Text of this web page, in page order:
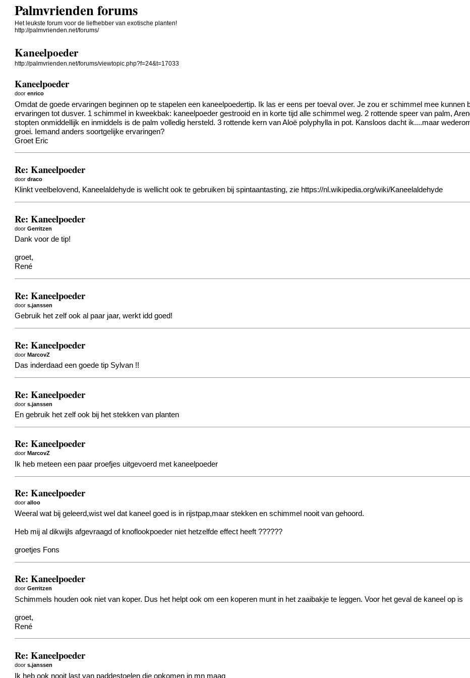
Palmvrienden forums
Het leukste forum voor de liefhebber van exotische planten!
http://palmvrienden.net/forums/
Kaneelpoeder
http://palmvrienden.net/forums/viewtopic.php?f=24&t=17033
Kaneelpoeder
doorenrico
Omdat de goede ervaringen beginnen op te stapelen een kaneelpoedertip. Ik las er eens per toeval over. Je zou er schimmel mee
ervaringen tot dusver. 1 schimmel in kweekbak: kaneelpoeder gestrooid en in korte tijd alle schimmel weg. 2 rottende speer van palm,
stopten onmiddellijk en inmiddels is de palm volledig hersteld. 3 rottende kern van Aloë polyphylla in pot. Kansloos dacht ik....maar
groei. Iemand anders soortgelijke ervaringen?
Groet Eric
Re: Kaneelpoeder
doordraco
Klinkt veelbelovend, Kaneelaldehyde is wellicht ook te gebruiken bij spintaantasting, zie https://nl.wikipedia.org/wiki/Kaneelaldehyde
Re: Kaneelpoeder
doorGerritzen
Dank voor de tip!
groet,
René
Re: Kaneelpoeder
doors.janssen
Gebruik het zelf ook al paar jaar, werkt idd goed!
Re: Kaneelpoeder
doorMarcovZ
Das inderdaad een goede tip Sylvan !!
Re: Kaneelpoeder
doors.janssen
En gebruik het zelf ook bij het stekken van planten
Re: Kaneelpoeder
door MarcovZ
Ik heb meteen een paar proefjes uitgevoerd met kaneelpoeder
Re: Kaneelpoeder
dooralloo
Weeral wat bij geleerd,wist wel dat kaneel goed is in rijstpap,maar stekken en schimmel nooit van gehoord.
Heb mij al dikwijls afgevraagd of knoflookpoeder niet hetzelfde effect heeft ??????
groetjes Fons
Re: Kaneelpoeder
doorGerritzen
Schimmels houden ook niet van koper. Dus het helpt ook om een koperen munt in het zaaibakje te leggen. Voor het geval de kaneel op is
groet,
René
Re: Kaneelpoeder
doors.janssen
Ik heb ook nooit last van paddestoelen die opkomen in mn maag